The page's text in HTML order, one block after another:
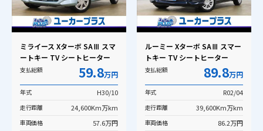
ミライース Xターボ SAⅢ スマ
ートキー TV シートヒーター
支払総額 59.8万円
年式 H30/10
走行距離 24,600Km万km
車両価格 57.6万円
ルーミー Xターボ SAⅢ スマー
トキー TV シートヒーター
支払総額 89.8万円
年式 R02/04
走行距離 39,600Km万km
車両価格 86.2万円